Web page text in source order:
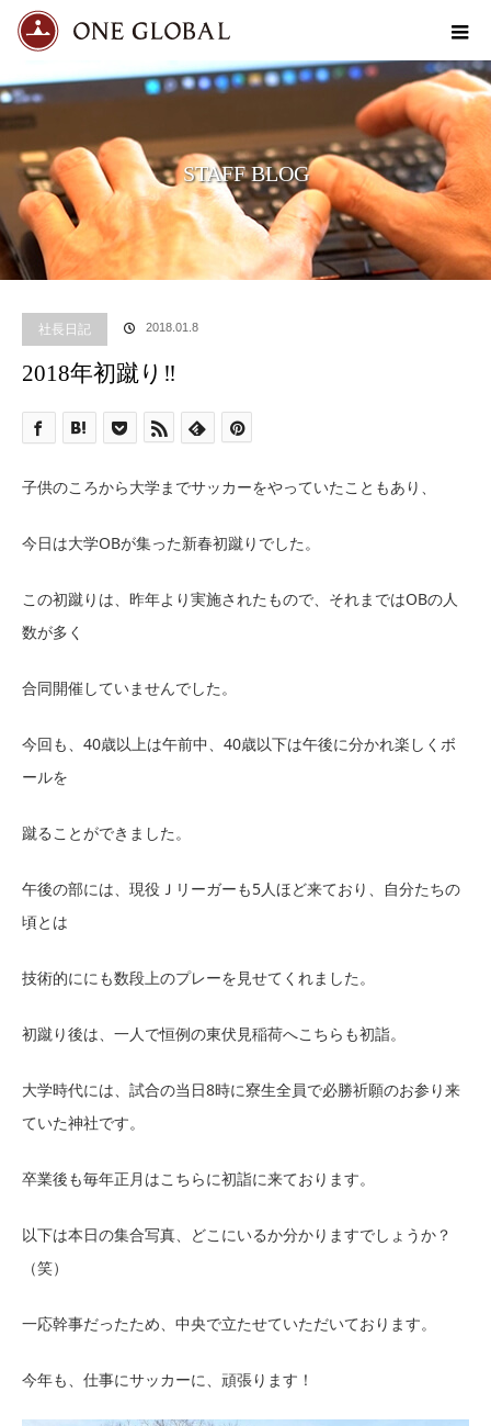
STAFF BLOG
社長日記 2018.01.8
2018年初蹴り‼
子供のころから大学までサッカーをやっていたこともあり、
今日は大学OBが集った新春初蹴りでした。
この初蹴りは、昨年より実施されたもので、それまではOBの人
数が多く
合同開催していませんでした。
今回も、40歳以上は午前中、40歳以下は午後に分かれ楽しくボ
ールを
蹴ることができました。
午後の部には、現役Ｊリーガーも5人ほど来ており、自分たちの
頃とは
技術的ににも数段上のプレーを見せてくれました。
初蹴り後は、一人で恒例の東伏見稲荷へこちらも初詣。
大学時代には、試合の当日8時に寮生全員で必勝祈願のお参り来
ていた神社です。
卒業後も毎年正月はこちらに初詣に来ております。
以下は本日の集合写真、どこにいるか分かりますでしょうか？
（笑）
一応幹事だったため、中央で立たせていただいております。
今年も、仕事にサッカーに、頑張ります！